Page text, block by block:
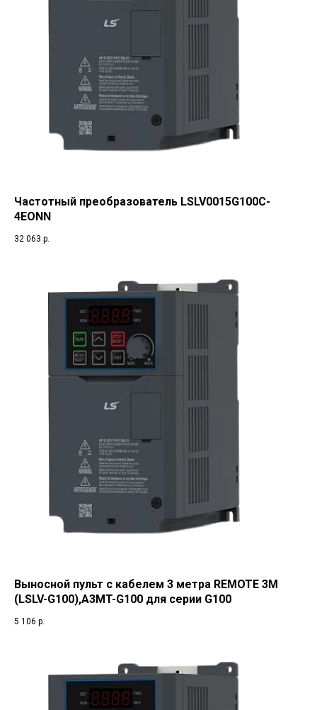
Частотный преобразователь LSLV0015G100C-
4EONN
32 063 р.
Выносной пульт с кабелем 3 метра REMOTE 3M
(LSLV-G100),A3MT-G100 для серии G100
5 106 р.